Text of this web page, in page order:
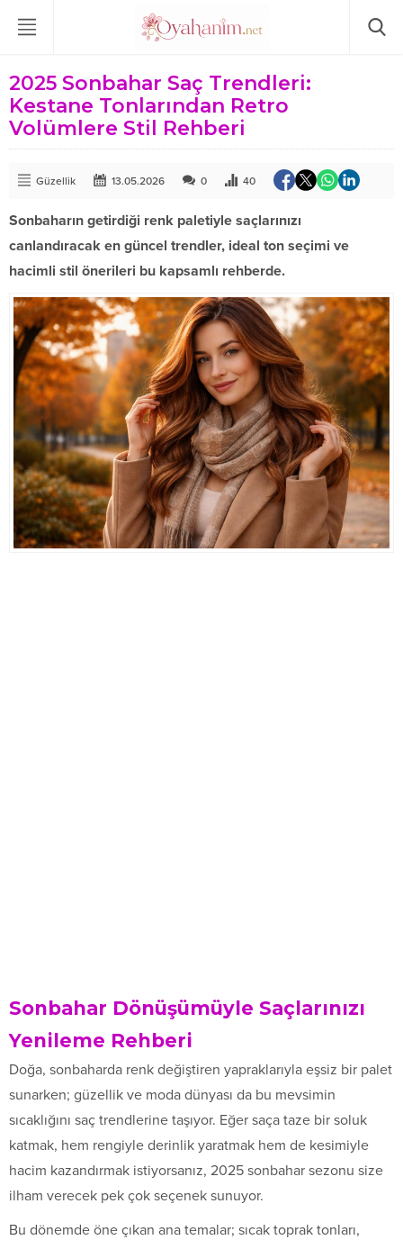
2025 Sonbahar Saç Trendleri:
Kestane Tonlarından Retro
Volümlere Stil Rehberi
Güzellik 13.05.2026 0 40
Sonbaharın getirdiği renk paletiyle saçlarınızı
canlandıracak en güncel trendler, ideal ton seçimi ve
hacimli stil önerileri bu kapsamlı rehberde.
Sonbahar Dönüşümüyle Saçlarınızı
Yenileme Rehberi
Doğa, sonbaharda renk değiştiren yapraklarıyla eşsiz bir palet
sunarken; güzellik ve moda dünyası da bu mevsimin
sıcaklığını saç trendlerine taşıyor. Eğer saça taze bir soluk
katmak, hem rengiyle derinlik yaratmak hem de kesimiyle
hacim kazandırmak istiyorsanız, 2025 sonbahar sezonu size
ilham verecek pek çok seçenek sunuyor.
Bu dönemde öne çıkan ana temalar; sıcak toprak tonları,